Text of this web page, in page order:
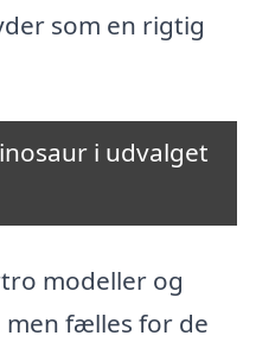
som en rigtig
i udvalget
modeller og
men fælles for de